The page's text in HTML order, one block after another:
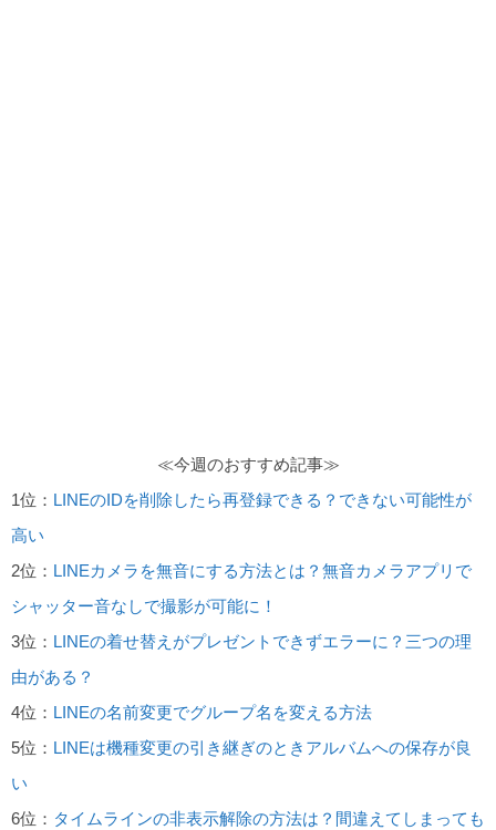
≪今週のおすすめ記事≫
1位： LINEのIDを削除したら再登録できる？できない可能性が
高い
2位： LINEカメラを無音にする方法とは？無音カメラアプリで
シャッター音なしで撮影が可能に！
3位： LINEの着せ替えがプレゼントできずエラーに？三つの理
由がある？
4位： LINEの名前変更でグループ名を変える方法
5位： LINEは機種変更の引き継ぎのときアルバムへの保存が良
い
6位： タイムラインの非表示解除の方法は？間違えてしまっても